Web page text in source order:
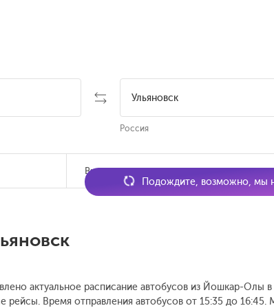
Россия
Время отправления
актуальное расписание автобусов из Йошкар-Олы
рейсы. Время отправления автобусов от 15:35 до 16:45.
Подождите, возможно, мы